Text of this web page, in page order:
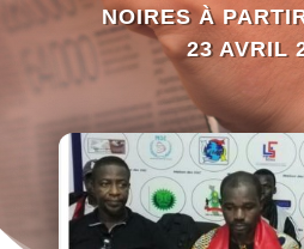
NOIRES À
23 AVRIL